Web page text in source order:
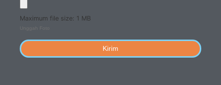
Maximum file size: 1 MB
Unggah Foto
Kirim